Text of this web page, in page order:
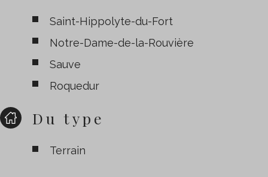
Saint-Hippolyte-du-Fort
Notre-Dame-de-la-Rouvière
Sauve
Roquedur
Du type
Terrain